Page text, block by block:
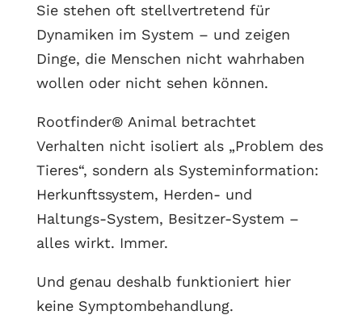
Sie stehen oft stellvertretend für
Dynamiken im System – und zeigen
Dinge, die Menschen nicht wahrhaben
wollen oder nicht sehen können.
Rootfinder® Animal betrachtet
Verhalten nicht isoliert als „Problem des
Tieres“, sondern als Systeminformation:
Herkunftssystem, Herden- und
Haltungs-System, Besitzer-System –
alles wirkt. Immer.
Und genau deshalb funktioniert hier
keine Symptombehandlung.